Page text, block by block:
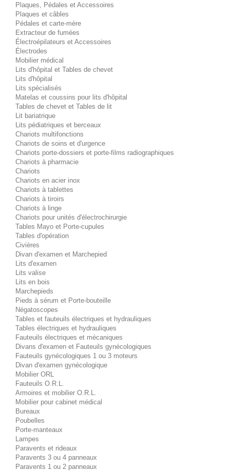
Plaques, Pédales et Accessoires
Plaques et câbles
Pédales et carte-mère
Extracteur de fumées
Électroépilateurs et Accessoires
Électrodes
Mobilier médical
Lits d'hôpital et Tables de chevet
Lits d'hôpital
Lits spécialisés
Matelas et coussins pour lits d'hôpital
Tables de chevet et Tables de lit
Lit bariatrique
Lits pédiatriques et berceaux
Chariots multifonctions
Chariots de soins et d'urgence
Chariots porte-dossiers et porte-films radiographiques
Chariots à pharmacie
Chariots
Chariots en acier inox
Chariots à tablettes
Chariots à tiroirs
Chariots à linge
Chariots pour unités d'électrochirurgie
Tables Mayo et Porte-cupules
Tables d'opération
Civières
Divan d'examen et Marchepied
Lits d'examen
Lits valise
Lits en bois
Marchepieds
Pieds à sérum et Porte-bouteille
Négatoscopes
Tables et fauteuils électriques et hydrauliques
Tables électriques et hydrauliques
Fauteuils électriques et mécaniques
Divans d'examen et Fauteuils gynécologiques
Fauteuils gynécologiques 1 ou 3 moteurs
Divan d'examen gynécologique
Mobilier ORL
Fauteuils O.R.L.
Armoires et mobilier O.R.L.
Mobilier pour cabinet médical
Bureaux
Poubelles
Porte-manteaux
Lampes
Paravents et rideaux
Paravents 3 ou 4 panneaux
Paravents 1 ou 2 panneaux